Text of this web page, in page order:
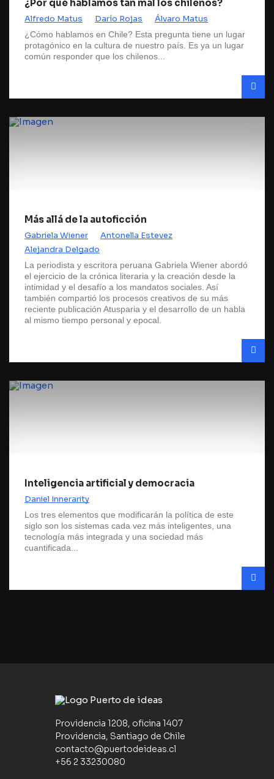
¿Por qué hablamos tan mal los chilenos?
Alfredo Matus Darío Rojas Álvaro Matus
¿Cómo hablamos en Chile? Esta pregunta tiene un lugar
protagónico en la cultura de nuestro país. Es ya un lugar
común responder que los chilenos...
Más allá de la autoficción
Gabriela Wiener
Antonella Estevez
Alejandra Delgado
La periodista y escritora peruana Gabriela Wiener abordó
el ejercicio de la crónica literaria y la creación desde la
intimidad y el desafío a los mandatos sociales. Así
también compartió los procesos creativos de su más
reciente publicación Atusparia y el desarrollo de un habla
al mismo tiempo personal y epocal.
Inteligencia artificial y democracia
Daniel Innerarity
Los tres elementos que modificarán la política de este
siglo son los sistemas cada vez más inteligentes, una
tecnología más integrada y una sociedad más
cuantificada...
Providencia 1208, oficina 1407
Providencia, Santiago de Chile
contacto@puertodeideas.cl
+56 2 33230080